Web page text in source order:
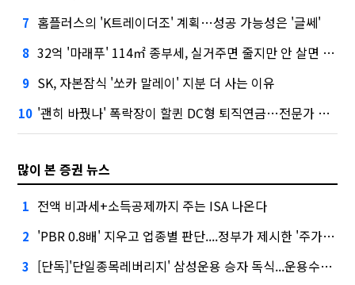
7 홈플러스의 'K트레이더조' 계획…성공 가능성은 '글쎄'
8 32억 '마래푸' 114㎡ 종부세, 실거주면 줄지만 안 살면 2.5배
9 SK, 자본잠식 '쏘카 말레이' 지분 더 사는 이유
10 '괜히 바꿨나' 폭락장이 할퀸 DC형 퇴직연금…전문가 조언은
많이 본 증권 뉴스
1 전액 비과세+소득공제까지 주는 ISA 나온다
2 'PBR 0.8배' 지우고 업종별 판단....정부가 제시한 '주가 누르기' 방지법
3 [단독]'단일종목레버리지' 삼성운용 승자 독식...운용수익 미래에셋의 6배